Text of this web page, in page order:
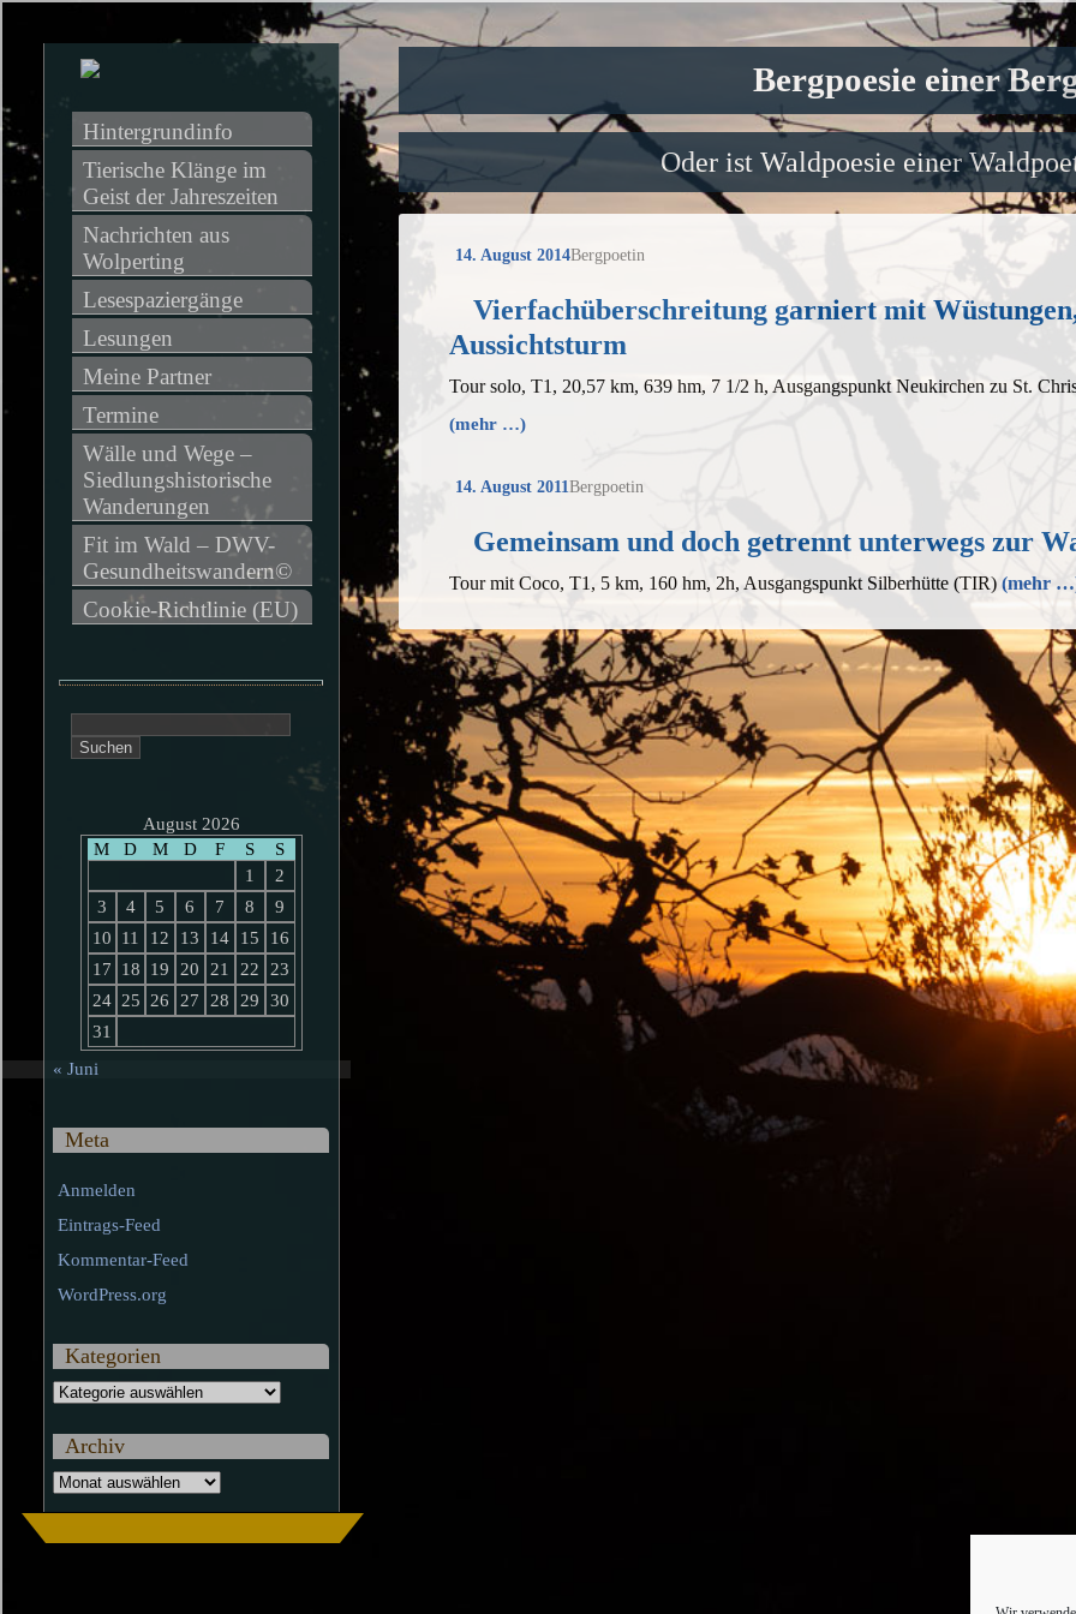
Bergpoesie einer
Oder ist Waldpoesie einer
14. August 2014Bergpoetin
Vierfachüberschreitung garniert mit
Aussichtsturm
Tour solo, T1, 20,57 km, 639 hm, 7 1/2 h, Ausgangspunkt Neukirchen zu St.
(mehr …)
14. August 2011Bergpoetin
Gemeinsam und doch getrennt unterwegs zur
Tour mit Coco, T1, 5 km, 160 hm, 2h, Ausgangspunkt Silberhütte (TIR) (mehr
Hintergrundinfo
Tierische Klänge im
Geist der Jahreszeiten
Nachrichten aus
Wolperting
Lesespaziergänge
Lesungen
Meine Partner
Termine
Wälle und Wege –
Siedlungshistorische
Wanderungen
Fit im Wald – DWV-
Gesundheitswandern©
Cookie-Richtlinie (EU)
nach:
August 2026
M
D M D F S
S
1
2
3
4 5 6 7 8
9
10
11 12 13 14 15
16
17
18 19 20 21 22
23
24 25 26 27 28 29
30
31
« Juni
Meta
Anmelden
Eintrags-Feed
Kommentar-Feed
WordPress.org
Kategorien
Kategorien
Archiv
Archiv